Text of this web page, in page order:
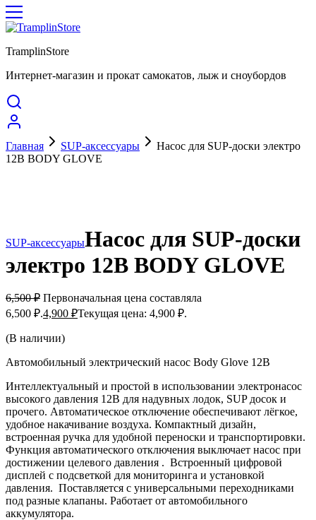
TramplinStore
Интернет-магазин и прокат самокатов, лыж и сноубордов
Главная SUP-аксессуары
Насос для SUP-доски электро
12В BODY GLOVE
SUP-аксессуарыНасос для SUP-доски
электро 12В BODY GLOVE
6,500₽ Первоначальная цена составляла
6,500 ₽.4,900 ₽Текущая цена: 4,900 ₽.
(В наличии)
Автомобильный электрический насос Body Glove 12В
Интеллектуальный и простой в использовании электронасос
высокого давления 12В для надувных лодок, SUP досок и
прочего. Автоматическое отключение обеспечивают лёгкое,
удобное накачивание воздуха. Компактный дизайн,
встроенная ручка для удобной переноски и транспортировки.
Функция автоматического отключения выключает насос при
достижении целевого давления . Встроенный цифровой
дисплей с подсветкой для мониторинга и установкой
давления. Поставляется с универсальными переходниками
под разные клапаны. Работает от автомобильного
аккумулятора.